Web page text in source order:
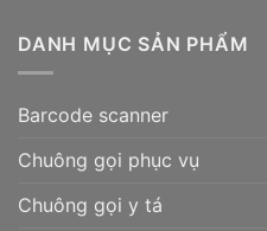
DANH MỤC SẢN PHẨM
Barcode scanner
Chuông gọi phục vụ
Chuông gọi y tá